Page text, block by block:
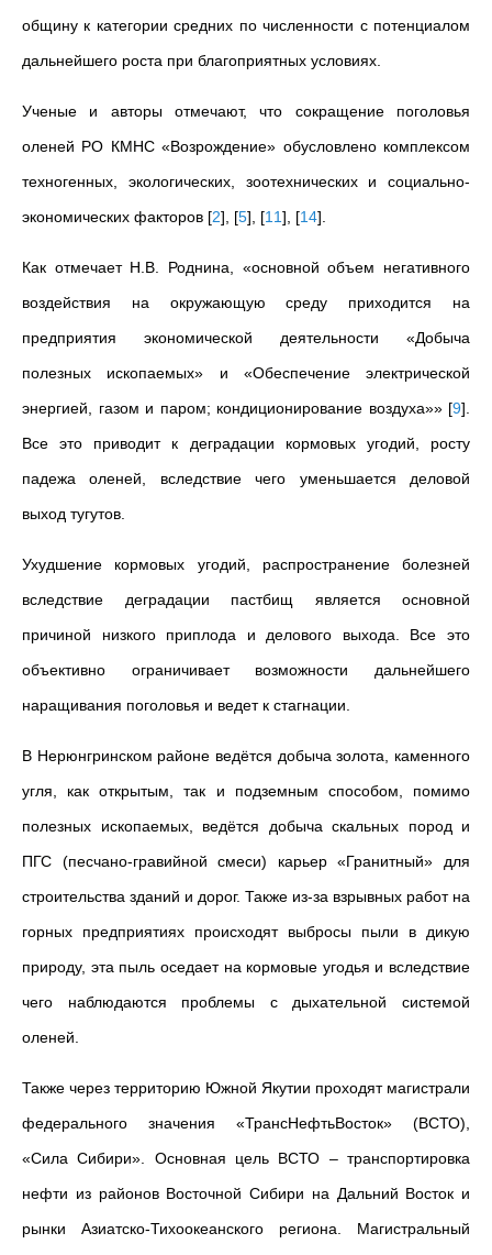
общину к категории средних по численности с потенциалом
дальнейшего роста при благоприятных условиях.
Ученые и авторы отмечают, что сокращение поголовья
оленей РО КМНС «Возрождение» обусловлено комплексом
техногенных, экологических, зоотехнических и социально-
экономических факторов [2] [5] [11] [14]
Как отмечает Н.В. Роднина, «основной объем негативного
воздействия на окружающую среду приходится на
предприятия экономической деятельности «Добыча
полезных ископаемых» и «Обеспечение электрической
энергией, газом и паром; кондиционирование воздуха»» [9]
Все это приводит к деградации кормовых угодий, росту
падежа оленей, вследствие чего уменьшается деловой
выход тугутов.
Ухудшение кормовых угодий, распространение болезней
вследствие деградации пастбищ является основной
причиной низкого приплода и делового выхода. Все это
объективно ограничивает возможности дальнейшего
наращивания поголовья и ведет к стагнации.
В Нерюнгринском районе ведётся добыча золота, каменного
угля, как открытым, так и подземным способом, помимо
полезных ископаемых, ведётся добыча скальных пород и
ПГС (песчано-гравийной смеси) карьер «Гранитный» для
строительства зданий и дорог. Также из-за взрывных работ на
горных предприятиях происходят выбросы пыли в дикую
природу, эта пыль оседает на кормовые угодья и вследствие
чего наблюдаются проблемы с дыхательной системой
оленей.
Также через территорию Южной Якутии проходят магистрали
федерального значения «ТрансНефтьВосток» (ВСТО),
«Сила Сибири». Основная цель ВСТО – транспортировка
нефти из районов Восточной Сибири на Дальний Восток и
рынки Азиатско-Тихоокеанского региона. Магистральный